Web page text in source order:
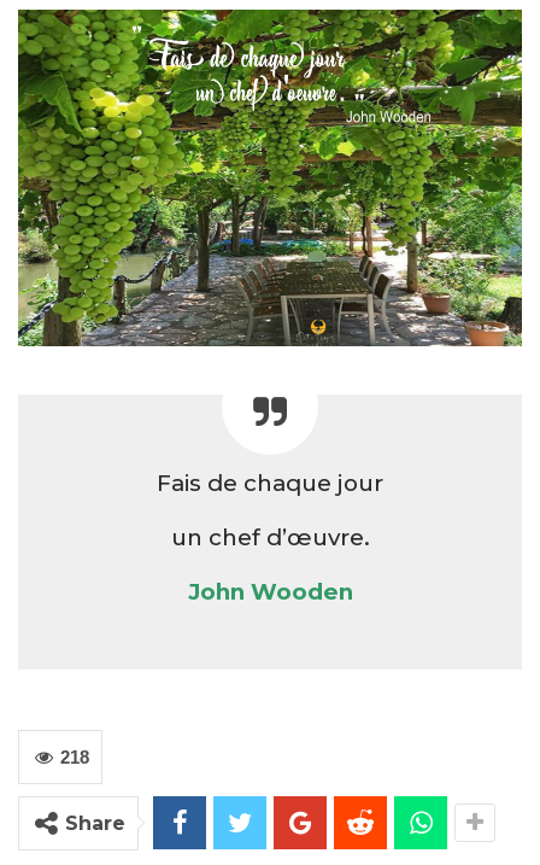
Fais de chaque jour
un chef d’œuvre.
John Wooden
218
Share